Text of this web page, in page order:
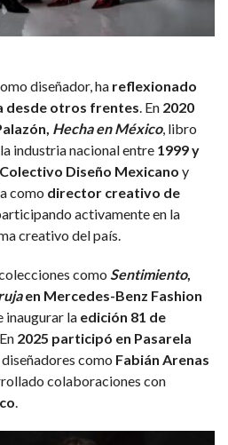
diseñador, ha reflexionado
desde otros frentes. En 2020
Hecha en México, libro
industria nacional entre 1999 y
Diseño Mexicano y
como director creativo de
activamente en la
creativo del país.
como Sentimiento,
en Mercedes-Benz Fashion
inaugurar la edición 81 de
2025 participó en Pasarela
como Fabián Arenas
colaboraciones con
.